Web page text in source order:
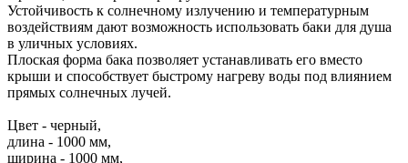
Устойчивость к солнечному излучению и температурным
воздействиям дают возможность использовать баки для душа
в уличных условиях.
Плоская форма бака позволяет устанавливать его вместо
крыши и способствует быстрому нагреву воды под влиянием
прямых солнечных лучей.
Цвет - черный,
длина - 1000 мм,
ширина - 1000 мм,